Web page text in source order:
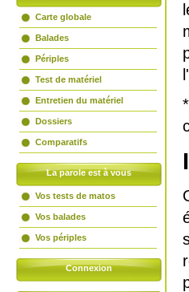
Carte globale
Balades
Périples
Test de matériel
Entretien du matériel
Dossiers
Comparatifs
La parole est à vous
Vos tests de matos
Vos balades
Vos périples
Connexion